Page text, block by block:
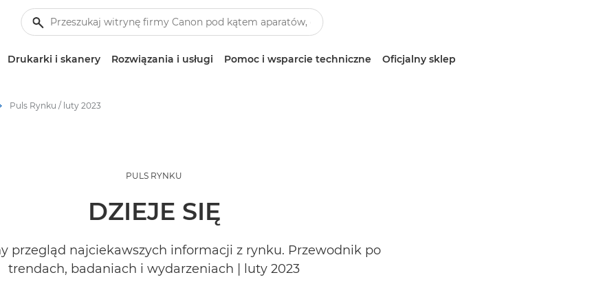
Drukarki i skanery Rozwiązania i usługi Pomoc i wsparcie techniczne Oficjalny sklep
Puls Rynku / luty 2023
PULS RYNKU
DZIEJE SIĘ
przegląd najciekawszych informacji z rynku. Przewodnik po
trendach, badaniach i wydarzeniach | luty 2023